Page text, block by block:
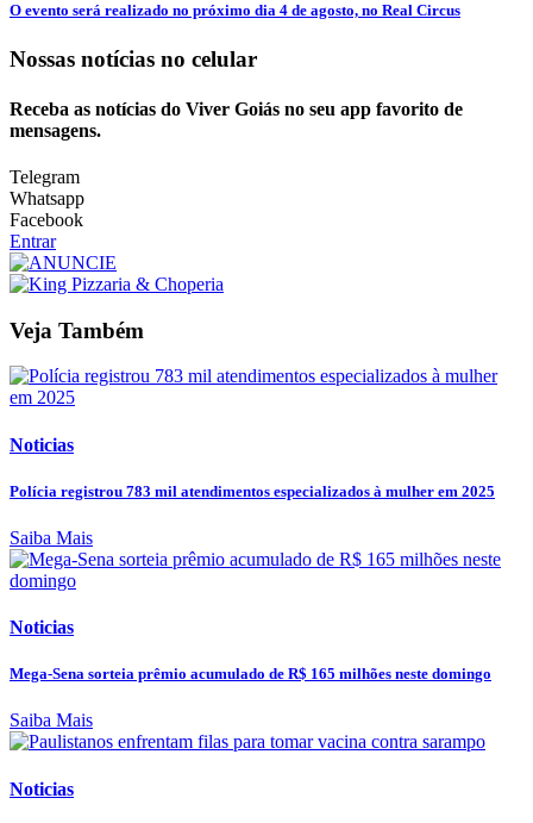
O evento será realizado no próximo dia 4 de agosto, no Real Circus
Nossas notícias no celular
Receba as notícias do Viver Goiás no seu app favorito de
mensagens.
Telegram
Whatsapp
Facebook
Entrar
Veja Também
Noticias
Polícia registrou 783 mil atendimentos especializados à mulher em 2025
Saiba Mais
Noticias
Mega-Sena sorteia prêmio acumulado de R$ 165 milhões neste domingo
Saiba Mais
Noticias